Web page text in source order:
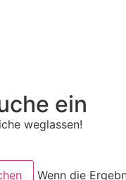
ein
weglassen!
Wenn die